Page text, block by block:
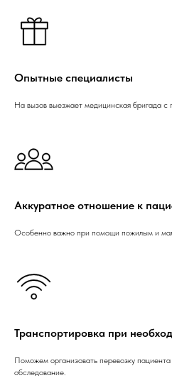
Опытные специалисты
На вызов выезжает медицинская бригада с
Аккуратное отношение к
Особенно важно при помощи пожилым и
Транспортировка при
Поможем организовать перевозку
обследование.